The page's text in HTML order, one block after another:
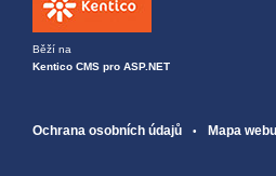
Běží na
Kentico CMS pro ASP.NET
Ochrana osobních údajů Mapa webu